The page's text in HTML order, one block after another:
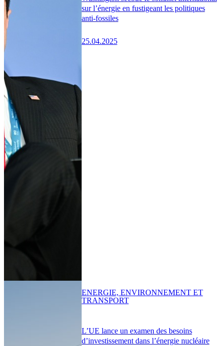
sur l’énergie en fustigeant les politiques
anti-fossiles
25.04.2025
L’UE lance un examen des besoins
d’investissement dans l’énergie nucléaire
ENERGIE, ENVIRONNEMENT ET
TRANSPORT